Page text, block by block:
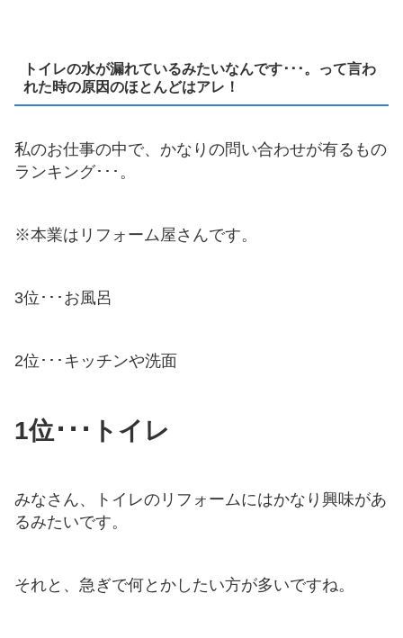
トイレの水が漏れているみたいなんです･･･。って言わ
れた時の原因のほとんどはアレ！
私のお仕事の中で、かなりの問い合わせが有るもの
ランキング･･･。
※本業はリフォーム屋さんです。
3位･･･お風呂
2位･･･キッチンや洗面
1位･･･トイレ
みなさん、トイレのリフォームにはかなり興味があ
るみたいです。
それと、急ぎで何とかしたい方が多いですね。